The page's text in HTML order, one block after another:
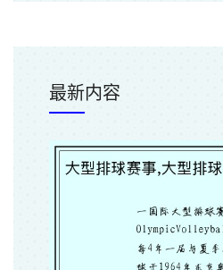
最新内容